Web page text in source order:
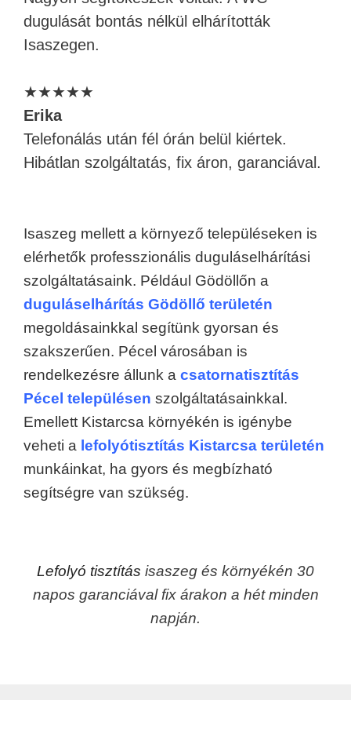
dugulását bontás nélkül elhárították
Isaszegen.
★★★★★
Erika
Telefonálás után fél órán belül kiértek.
Hibátlan szolgáltatás, fix áron, garanciával.
Isaszeg mellett a környező településeken is
elérhetők professzionális duguláselhárítási
szolgáltatásaink. Például Gödöllőn a
duguláselhárítás Gödöllő területén
megoldásainkkal segítünk gyorsan és
szakszerűen. Pécel városában is
rendelkezésre állunk a csatornatisztítás
Pécel településen szolgáltatásainkkal.
Emellett Kistarcsa környékén is igénybe
veheti a lefolyótisztítás Kistarcsa területén
munkáinkat, ha gyors és megbízható
segítségre van szükség.
Lefolyó tisztítás isaszeg és környékén 30
napos garanciával fix árakon a hét minden
napján.